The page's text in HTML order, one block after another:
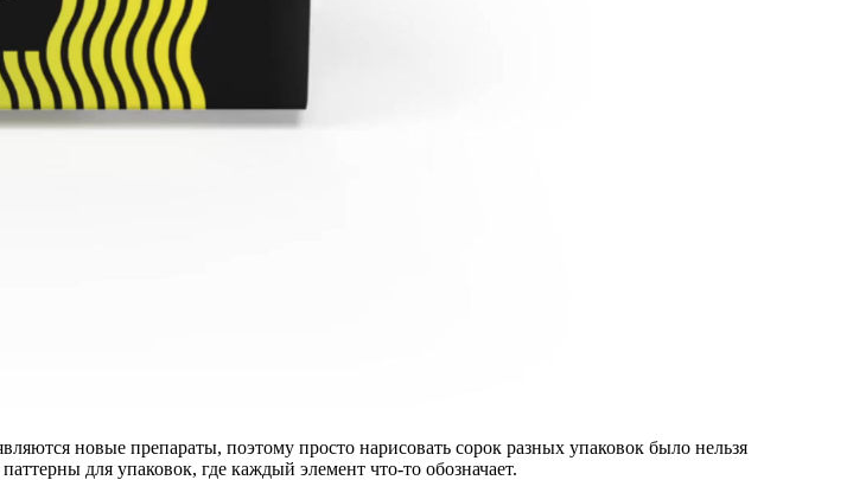
новые препараты, поэтому просто нарисовать сорок разных упаковок было нельзя
для упаковок, где каждый элемент что-то обозначает.